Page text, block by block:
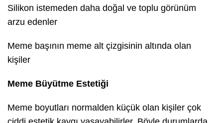
Silikon istemeden daha doğal ve toplu görünüm
arzu edenler
Meme başının meme alt çizgisinin altında olan
kişiler
Meme Büyütme Estetiği
Meme boyutları normalden küçük olan kişiler çok